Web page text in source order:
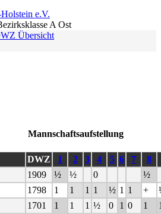
e.V.
A Ost
Übersicht
Mannschaftsaufstellung
DWZ 1 2 3 4 5 6 7
8
1909 ½ ½ 0
½
1798 1 1 1 1 ½ 1 1 +
1701 1 1 1 ½ 0 1 0 1